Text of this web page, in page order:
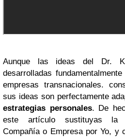
Aunque las ideas del Dr.
desarrolladas
empresas transnacionales.
sus ideas son perfectamente
estrategias personales. De
este artículo sustituyas la
Compañía o Empresa por Yo, y